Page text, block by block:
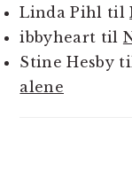
Linda Pihl til
ibbyheart til
Stine Hesby
alene